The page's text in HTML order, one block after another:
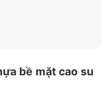
bề mặt cao su